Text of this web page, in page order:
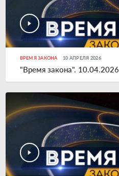
ВРЕМЯ ЗАКОНА 10 АПРЕЛЯ 2026
"Время закона". 10.04.2026